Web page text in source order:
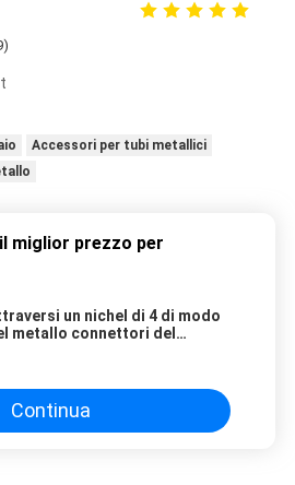
Accessori per tubi metallici
miglior prezzo per
un nichel di 4 di modo
metallo connettori del
Continua